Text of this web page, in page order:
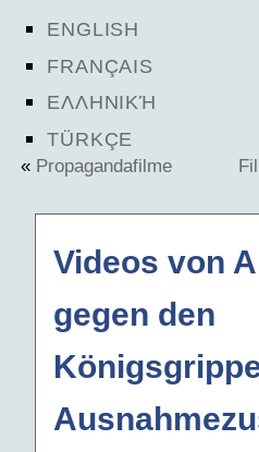
ENGLISH
FRANÇAIS
ΕΛΛΗΝΙΚΉ
TÜRKÇE
« Propagandafilme
Videos von
gegen den